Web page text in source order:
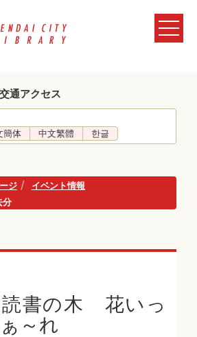
交通アクセス
簡体 中文繁體 한글
ジ
イベント情報
分
読書の木 花いっ
～れ